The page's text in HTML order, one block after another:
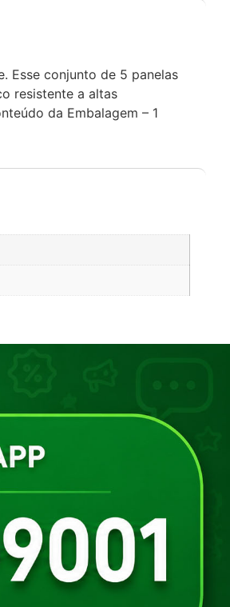
Esse conjunto de 5 panelas
resistente a altas
da Embalagem – 1